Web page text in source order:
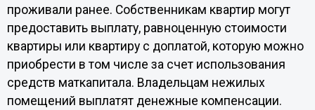
проживали ранее. Собственникам квартир могут
предоставить выплату, равноценную стоимости
квартиры или квартиру с доплатой, которую можно
приобрести в том числе за счет использования
средств маткапитала. Владельцам нежилых
помещений выплатят денежные компенсации.